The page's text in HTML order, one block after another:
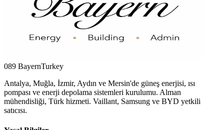
089 BayernTurkey
Antalya, Muğla, İzmir, Aydın ve Mersin'de güneş enerjisi, ısı
pompası ve enerji depolama sistemleri kurulumu. Alman
mühendisliği, Türk hizmeti. Vaillant, Samsung ve BYD yetkili
satıcısı.